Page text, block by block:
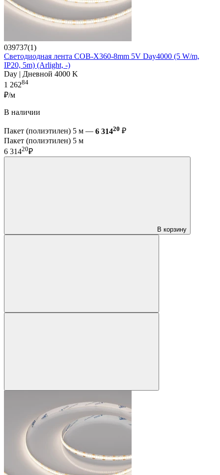
039737(1)
Светодиодная лента COB-X360-8mm 5V Day4000 (5 W/m,
IP20, 5m) (Arlight, -)
Day | Дневной 4000 K
1 26284
₽/м
В наличии
Пакет (полиэтилен) 5 м — 6 31420 ₽
Пакет (полиэтилен) 5 м
6 31420₽
В корзину